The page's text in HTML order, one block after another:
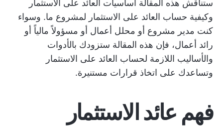
ستناقش هذه المقالة أساسيات العائد على الاستثمار
وكيفية حساب العائد على الاستثمار لمشروع ما. وسواء
كنت مدير مشروع أو محلل أعمال أو مسؤولاً مالياً أو
رائد أعمال، فإن هذه المقالة ستزودك بالأدوات
والأساليب اللازمة لحساب العائد على الاستثمار
وتساعدك على اتخاذ قرارات مستنيرة.
فهم عائد الاستثمار